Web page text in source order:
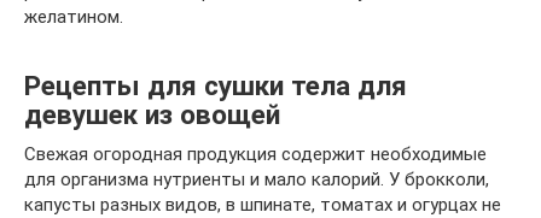
желатином.
Рецепты для сушки тела для
девушек из овощей
Свежая огородная продукция содержит необходимые
для организма нутриенты и мало калорий. У брокколи,
капусты разных видов, в шпинате, томатах и огурцах не